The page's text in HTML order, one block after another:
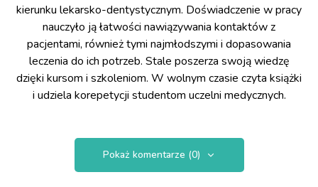
kierunku lekarsko-dentystycznym. Doświadczenie w pracy
nauczyło ją łatwości nawiązywania kontaktów z
pacjentami, również tymi najmłodszymi i dopasowania
leczenia do ich potrzeb. Stale poszerza swoją wiedzę
dzięki kursom i szkoleniom. W wolnym czasie czyta książki
i udziela korepetycji studentom uczelni medycznych.
Pokaż komentarze (0)